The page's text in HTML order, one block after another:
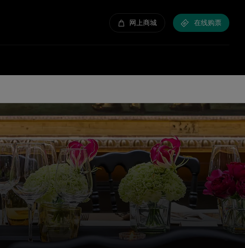
网上商城 在线购票